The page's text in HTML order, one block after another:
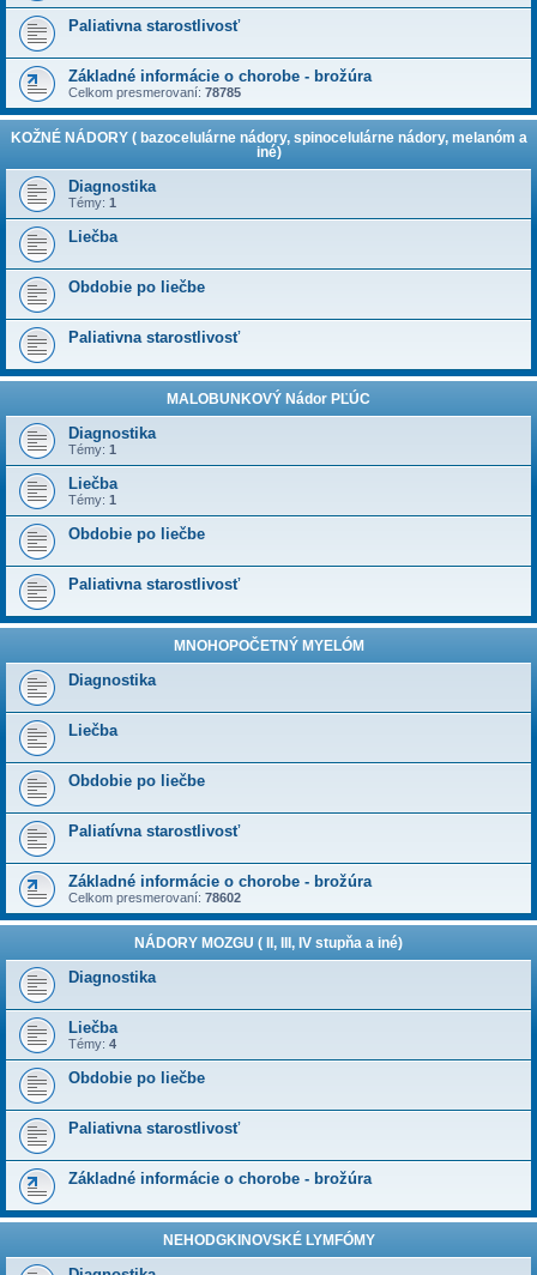
Paliativna starostlivosť
Základné informácie o chorobe - brožúra
Celkom presmerovaní: 78785
KOŽNÉ NÁDORY ( bazocelulárne nádory, spinocelulárne nádory, melanóm a
iné)
Diagnostika
Témy: 1
Liečba
Obdobie po liečbe
Paliativna starostlivosť
MALOBUNKOVÝ Nádor PĽÚC
Diagnostika
Témy: 1
Liečba
Témy: 1
Obdobie po liečbe
Paliativna starostlivosť
MNOHOPOČETNÝ MYELÓM
Diagnostika
Liečba
Obdobie po liečbe
Paliatívna starostlivosť
Základné informácie o chorobe - brožúra
Celkom presmerovaní: 78602
NÁDORY MOZGU ( II, III, IV stupňa a iné)
Diagnostika
Liečba
Témy: 4
Obdobie po liečbe
Paliativna starostlivosť
Základné informácie o chorobe - brožúra
NEHODGKINOVSKÉ LYMFÓMY